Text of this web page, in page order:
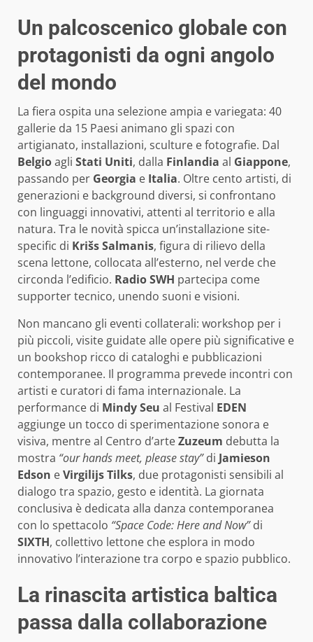
Un palcoscenico globale con
protagonisti da ogni angolo
del mondo
La fiera ospita una selezione ampia e variegata: 40
gallerie da 15 Paesi animano gli spazi con
artigianato, installazioni, sculture e fotografie. Dal
Belgioagli Stati Uniti, dalla Finlandia al Giappone,
passando per Georgia e Italia. Oltre cento artisti, di
generazioni e background diversi, si confrontano
con linguaggi innovativi, attenti al territorio e alla
natura. Tra le novità spicca un’installazione site-
specific di Krišs Salmanis, figura di rilievo della
scena lettone, collocata all’esterno, nel verde che
circonda l’edificio. Radio SWH partecipa come
supporter tecnico, unendo suoni e visioni.
Non mancano gli eventi collaterali: workshop per i
più piccoli, visite guidate alle opere più significative e
un bookshop ricco di cataloghi e pubblicazioni
contemporanee. Il programma prevede incontri con
artisti e curatori di fama internazionale. La
performance di Mindy Seu al Festival EDEN
aggiunge un tocco di sperimentazione sonora e
visiva, mentre al Centro d’arteZuzeum debutta la
mostra “our hands meet, please stay”di Jamieson
Edson eVirgilijs Tilks, due protagonisti sensibili al
dialogo tra spazio, gesto e identità. La giornata
conclusiva è dedicata alla danza contemporanea
con lo spettacolo “Space Code: Here and Now”di
SIXTH, collettivo lettone che esplora in modo
innovativo l’interazione tra corpo e spazio pubblico.
La rinascita artistica baltica
passa dalla collaborazione